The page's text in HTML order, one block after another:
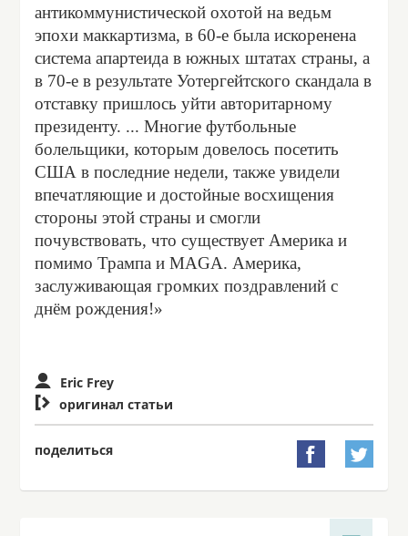
антикоммунистической охотой на ведьм
эпохи маккартизма, в 60-е была искоренена
система апартеида в южных штатах страны, а
в 70-е в результате Уотергейтского скандала в
отставку пришлось уйти авторитарному
президенту. ... Многие футбольные
болельщики, которым довелось посетить
США в последние недели, также увидели
впечатляющие и достойные восхищения
стороны этой страны и смогли
почувствовать, что существует Америка и
помимо Трампа и MAGA. Америка,
заслуживающая громких поздравлений с
днём рождения!»
Eric Frey
 оригинал статьи
поделиться  